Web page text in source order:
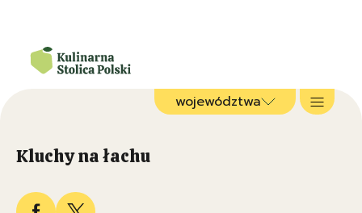
województwa
Kluchy na łachu